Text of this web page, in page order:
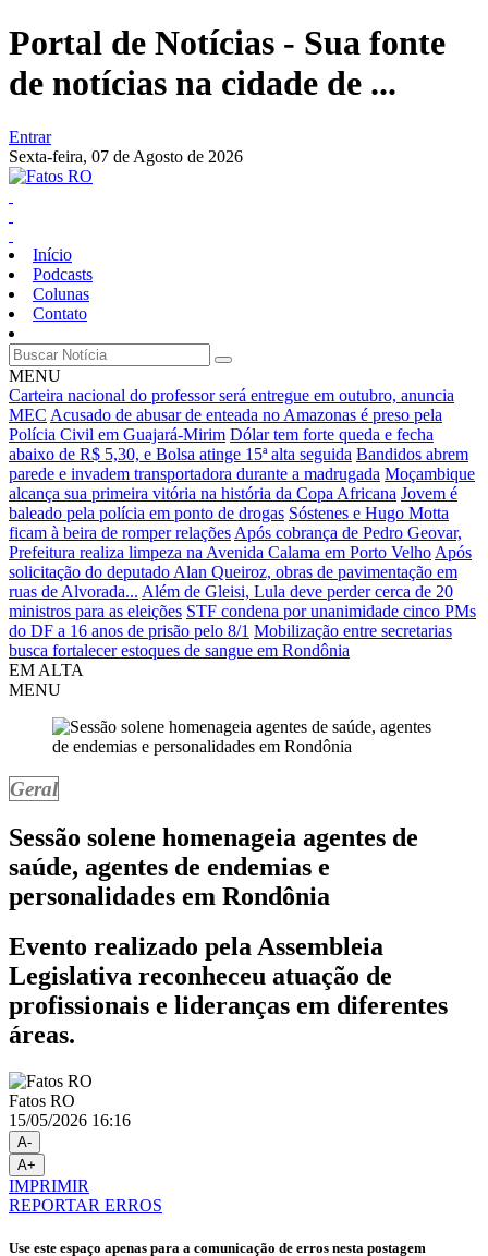
Portal de Notícias - Sua fonte
de notícias na cidade de ...
Entrar
Sexta-feira, 07 de Agosto de 2026
Início
Podcasts
Colunas
Contato
MENU
Carteira nacional do professor será entregue em outubro, anuncia
MEC Acusado de abusar de enteada no Amazonas é preso pela
Polícia Civil em Guajará-Mirim Dólar tem forte queda e fecha
abaixo de R$ 5,30, e Bolsa atinge 15ª alta seguida Bandidos abrem
parede e invadem transportadora durante a madrugada Moçambique
alcança sua primeira vitória na história da Copa Africana Jovem é
baleado pela polícia em ponto de drogas Sóstenes e Hugo Motta
ficam à beira de romper relações Após cobrança de Pedro Geovar,
Prefeitura realiza limpeza na Avenida Calama em Porto Velho Após
solicitação do deputado Alan Queiroz, obras de pavimentação em
ruas de Alvorada... Além de Gleisi, Lula deve perder cerca de 20
ministros para as eleições STF condena por unanimidade cinco PMs
do DF a 16 anos de prisão pelo 8/1 Mobilização entre secretarias
busca fortalecer estoques de sangue em Rondônia
EM ALTA
MENU
Geral
Sessão solene homenageia agentes de
saúde, agentes de endemias e
personalidades em Rondônia
Evento realizado pela Assembleia
Legislativa reconheceu atuação de
profissionais e lideranças em diferentes
áreas.
Fatos RO
15/05/2026 16:16
A-
A+
IMPRIMIR
REPORTAR ERROS
Use este espaço apenas para a comunicação de erros nesta postagem